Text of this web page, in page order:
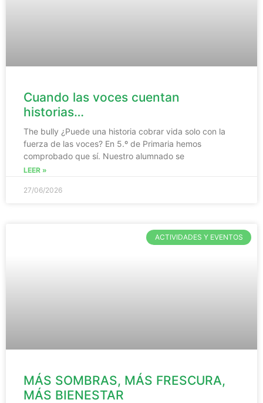
Cuando las voces cuentan
historias…
The bully ¿Puede una historia cobrar vida solo con la
fuerza de las voces? En 5.º de Primaria hemos
comprobado que sí. Nuestro alumnado se
LEER »
27/06/2026
ACTIVIDADES Y EVENTOS
MÁS SOMBRAS, MÁS FRESCURA,
MÁS BIENESTAR